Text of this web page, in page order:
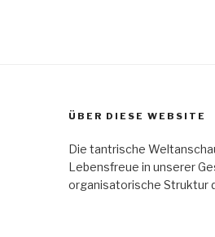
ÜBER DIESE WEBSITE
Die tantrische
Lebensfreue in unserer
organisatorische Struktur